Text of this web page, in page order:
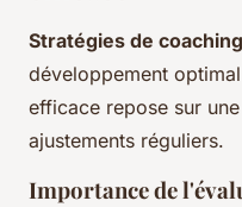
Stratégies de coaching
développement
efficace repose sur une
ajustements réguliers.
Importance de